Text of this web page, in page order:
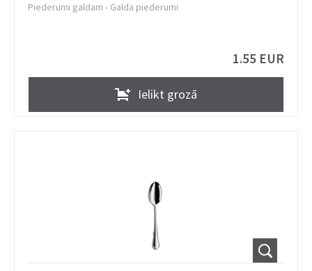
Piederumi galdam - Galda piederumi
1.55 EUR
Ielikt grozā